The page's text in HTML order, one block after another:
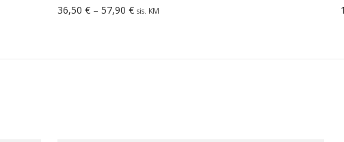
36,50 € – 57,90 €Hinnavahemik: 36,50 € kuni 57,90 €
sis. KM